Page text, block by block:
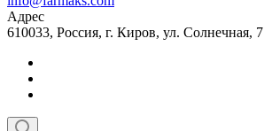
Адрес
610033, Россия, г. Киров, ул. Солнечная, 7